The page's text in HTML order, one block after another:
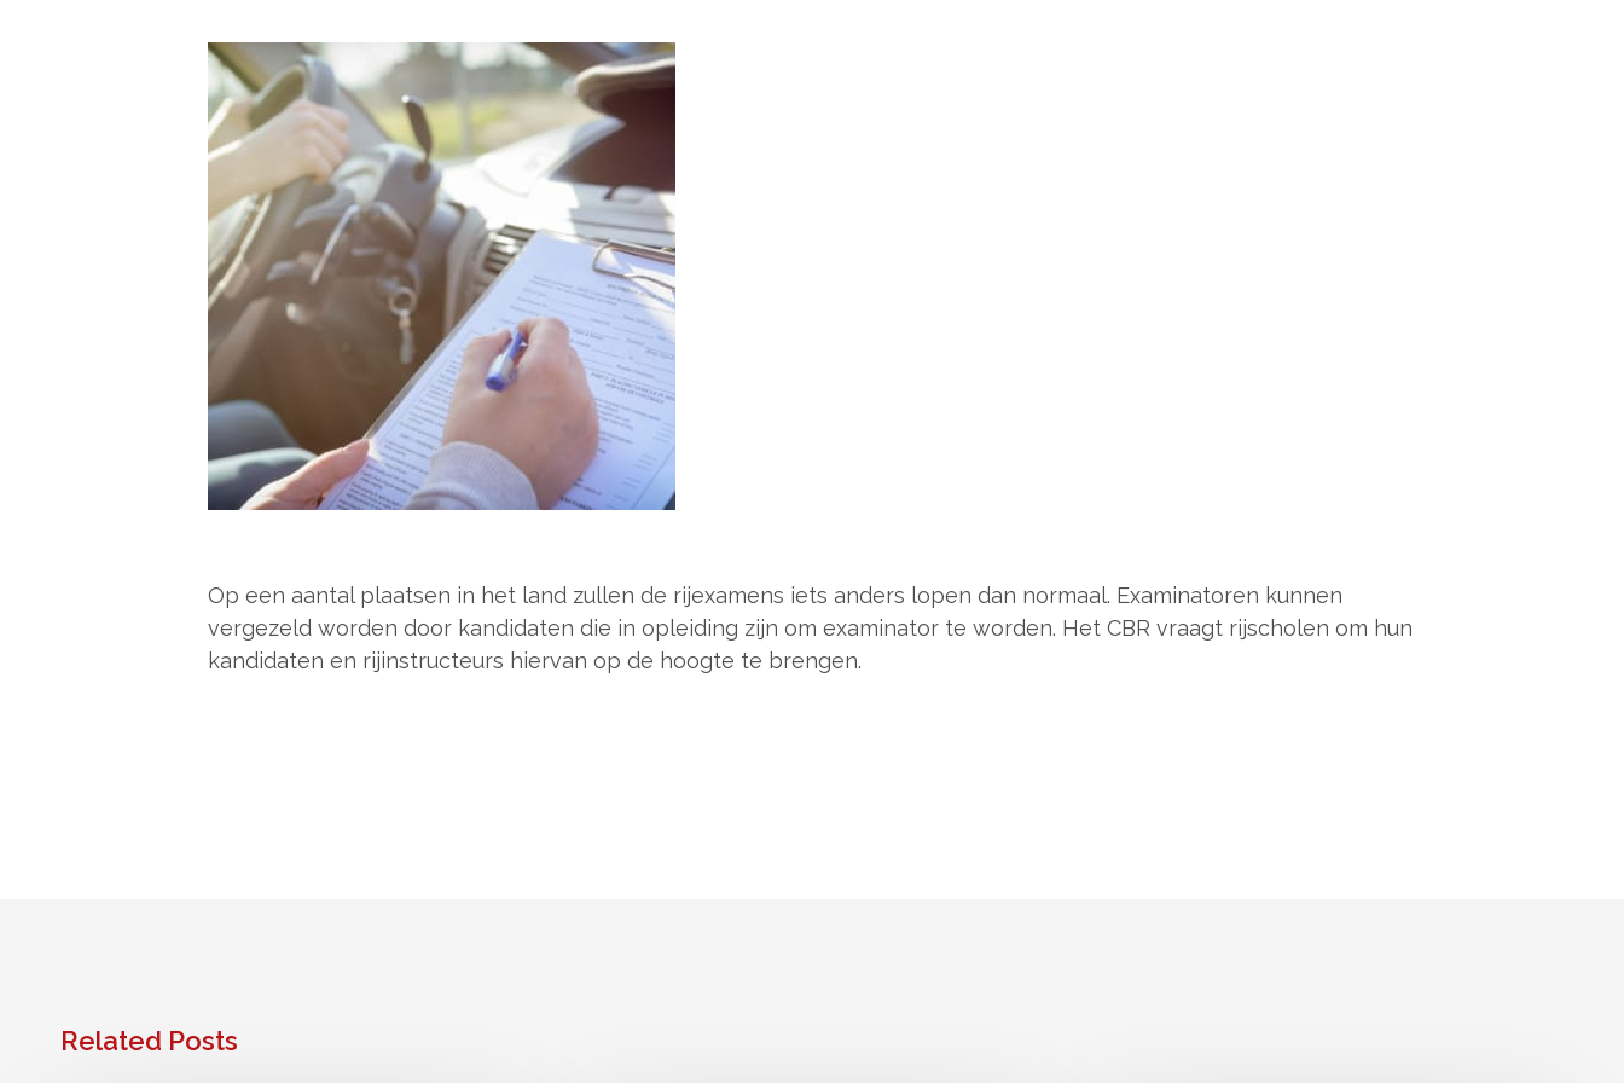
Op een aantal plaatsen in het land zullen de rijexamens iets anders lopen dan normaal. Examinatoren kunnen
vergezeld worden door kandidaten die in opleiding zijn om examinator te worden. Het CBR vraagt rijscholen om hun
kandidaten en rijinstructeurs hiervan op de hoogte te brengen.
Related Posts